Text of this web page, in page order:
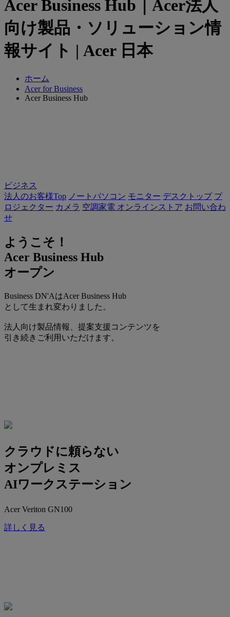
Acer Business Hub｜Acer法人
向け製品・ソリューション情
報サイト | Acer 日本
ホーム
Acer for Business
Acer Business Hub
ビジネス
法人のお客様Top ノートパソコン モニター デスクトップ プ
ロジェクター カメラ 空調家電 オンラインストア お問い合わ
せ
ようこそ！
Acer Business Hub
オープン
Business DN'AはAcer Business Hub
として生まれ変わりました。
法人向け製品情報、提案支援コンテンツを
引き続きご利用いただけます。
クラウドに頼らない
オンプレミス
AIワークステーション
Acer Veriton GN100
詳しく見る